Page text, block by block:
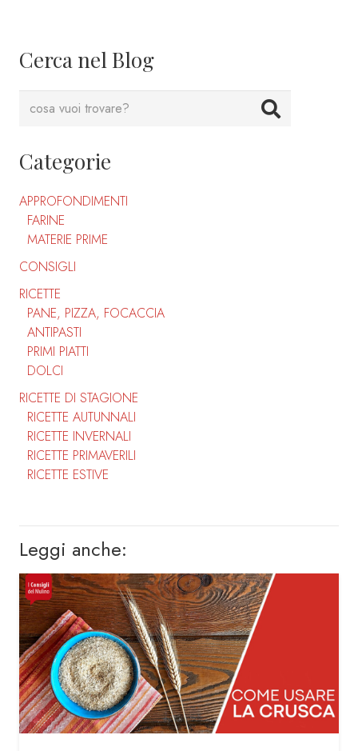
Cerca nel Blog
Categorie
APPROFONDIMENTI
FARINE
MATERIE PRIME
CONSIGLI
RICETTE
PANE, PIZZA, FOCACCIA
ANTIPASTI
PRIMI PIATTI
DOLCI
RICETTE DI STAGIONE
RICETTE AUTUNNALI
RICETTE INVERNALI
RICETTE PRIMAVERILI
RICETTE ESTIVE
Leggi anche: